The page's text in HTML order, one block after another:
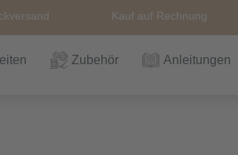
Kauf auf Rechnung
Zubehör Anleitungen